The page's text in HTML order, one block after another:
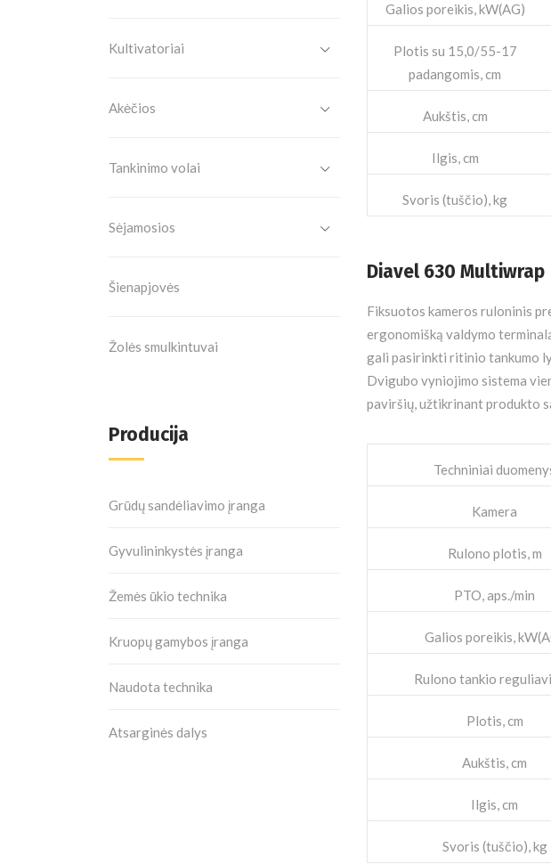
Kultivatoriai
Akėčios
Tankinimo volai
Sėjamosios
Šienapjovės
Žolės smulkintuvai
Producija
Grūdų sandėliavimo įranga
Gyvulininkystės įranga
Žemės ūkio technika
Kruopų gamybos įranga
Naudota technika
Atsarginės dalys
Galios poreikis, kW(AG)
Plotis su 15,0/55-17
padangomis, cm
Aukštis, cm
Ilgis, cm
Svoris (tuščio), kg
Diavel 630 Multiwrap
Fiksuotos kameros ruloninis
ergonomišką valdymo
gali pasirinkti ritinio tankumo
Dvigubo vyniojimo sistema
paviršių, užtikrinant produkto
Techniniai
Kamera
Rulono plotis, m
PTO, aps./min
Galios poreikis,
Rulono tankio
Plotis, cm
Aukštis, cm
Ilgis, cm
Svoris (tuščio), kg